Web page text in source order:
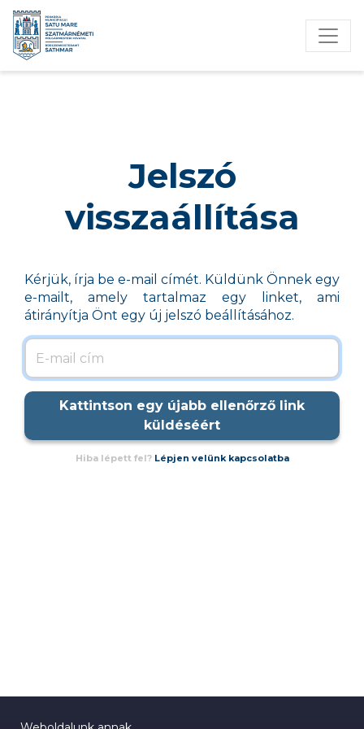
Jelszó
visszaállítása
Kérjük, írja be e-mail címét. Küldünk Önnek egy
e-mailt, amely tartalmaz egy linket, ami
átirányítja Önt egy új jelszó beállításához.
Kattintson egy újabb ellenőrző link
küldéséért
Hiba lépett fel? Lépjen velünk kapcsolatba